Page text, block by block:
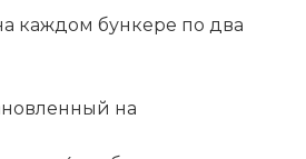
каждом бункере по два
на